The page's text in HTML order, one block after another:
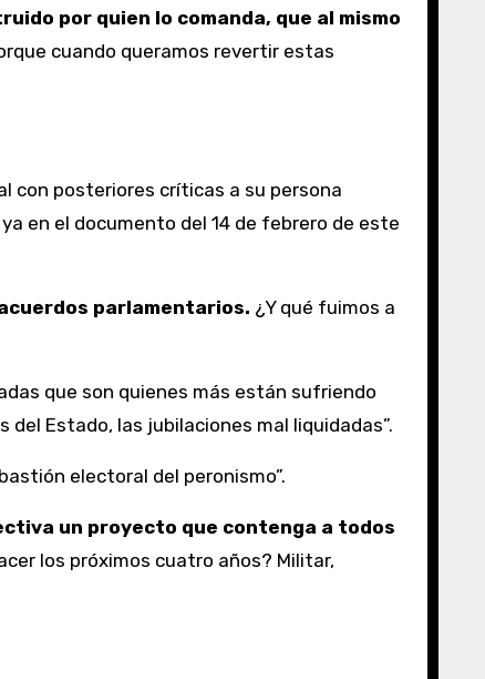
por quien lo comanda, que al mismo
cuando queramos revertir estas
con posteriores críticas a su persona
en el documento del 14 de febrero de este
parlamentarios. ¿Y qué fuimos a
que son quienes más están sufriendo
del Estado, las jubilaciones mal liquidadas”.
electoral del peronismo”.
un proyecto que contenga a todos
los próximos cuatro años? Militar,